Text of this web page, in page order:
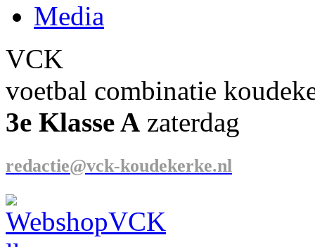
Media
VCK
voetbal combinatie
3e Klasse A zaterdag
redactie@vck-koudekerke.nl